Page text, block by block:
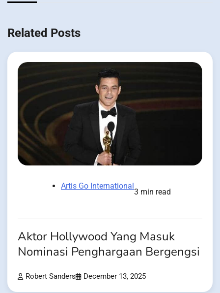
Related Posts
Artis Go International
3 min read
Aktor Hollywood Yang Masuk
Nominasi Penghargaan Bergengsi
Robert Sanders December 13, 2025